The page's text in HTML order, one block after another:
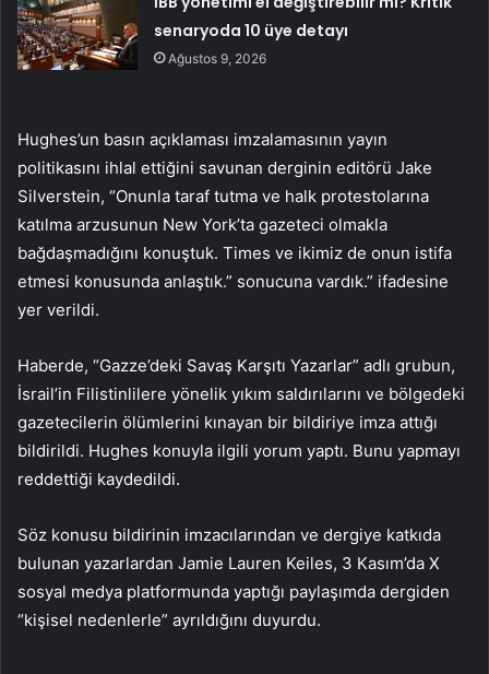
senaryoda 10 üye detayı
Ağustos 9, 2026
Hughes’un basın açıklaması imzalamasının yayın
politikasını ihlal ettiğini savunan derginin editörü Jake
Silverstein, “Onunla taraf tutma ve halk protestolarına
katılma arzusunun New York’ta gazeteci olmakla
bağdaşmadığını konuştuk. Times ve ikimiz de onun istifa
etmesi konusunda anlaştık.” sonucuna vardık.” ifadesine
yer verildi.
Haberde, “Gazze’deki Savaş Karşıtı Yazarlar” adlı grubun,
İsrail’in Filistinlilere yönelik yıkım saldırılarını ve bölgedeki
gazetecilerin ölümlerini kınayan bir bildiriye imza attığı
bildirildi. Hughes konuyla ilgili yorum yaptı. Bunu yapmayı
reddettiği kaydedildi.
Söz konusu bildirinin imzacılarından ve dergiye katkıda
bulunan yazarlardan Jamie Lauren Keiles, 3 Kasım’da X
sosyal medya platformunda yaptığı paylaşımda dergiden
“kişisel nedenlerle” ayrıldığını duyurdu.